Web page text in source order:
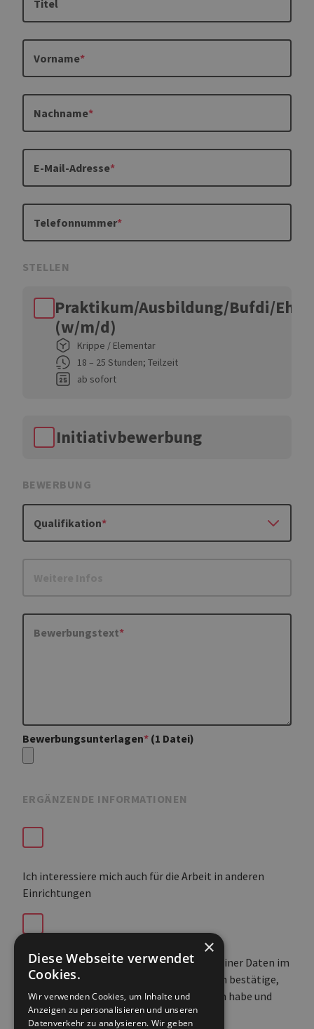
Titel
Vorname
Nachname
E-Mail-Adresse
Telefonnummer
STELLEN
Praktikum/Ausbildung/Bufdi/
(w/m/d)
Krippe / Elementar
18 – 25 Stunden; Teilzeit
ab sofort
Initiativbewerbung
BEWERBUNG
Qualifikation
Bewerbungstext
Bewerbungsunterlagen* (1 Datei)
ERGÄNZENDE INFORMATIONEN
Ich interessiere mich auch für die Arbeit in anderen
Einrichtungen
Ich stimme der Nutzung / Speicherung meiner Daten im
Rahmen des Bewerbungsverfahrens zu. Ich bestätige,
dass ich die Datenschutzerklärung gelesen habe und
akzeptiere diese.
×
Diese Webseite verwendet
Cookies.
Wir verwenden Cookies, um Inhalte und
Anzeigen zu personalisieren und unseren
Datenverkehr zu analysieren. Wir geben